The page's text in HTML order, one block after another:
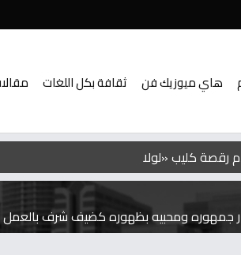
هاي ميوزيك فن ثقافة بكل اللغات
رقصة كليب «لولا البنات» بـ حفل عمرو دياب
جمهوره ومحبيه بظهوره كضيف شرف بالعمل